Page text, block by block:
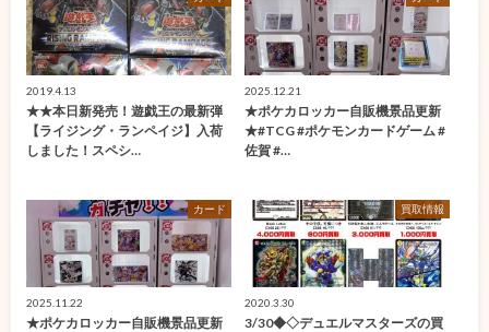
2019.4.13
★★本日新発売！遊戯王の最新弾
【ライジング・ランペイジ】入荷
しました！スペシ…
2025.12.21
★ポケカロッカー自販機景品更新
★#TCG #ポケモンカードゲーム #
佐賀 #…
カード
2025.11.22
★ポケカロッカー自販機景品更新
買取情報
2020.3.30
3/30◆◇デュエルマスターズの買